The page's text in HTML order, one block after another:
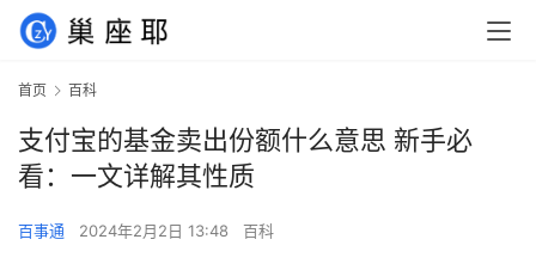
首页 百科
支付宝的基金卖出份额什么意思 新手必
看：一文详解其性质
百事通 2024年2月2日 13:48 百科